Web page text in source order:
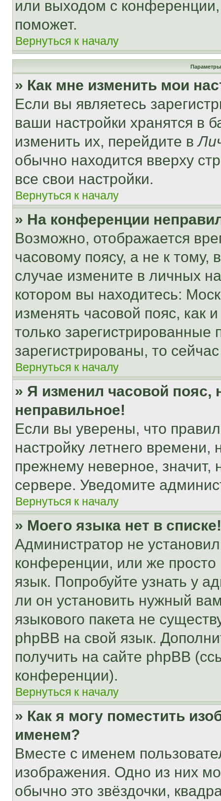
или выходом с
поможет.
Вернуться к началу
Параметры
» Как мне изменить мои
Если вы являетесь
ваши настройки хранятся в
изменить их, перейдите в
обычно находится вверху
все свои настройки.
Вернуться к началу
» На конференции
Возможно, отображается
часовому поясу, а не к тому,
случае измените в личных
котором вы находитесь:
изменять часовой пояс, как
только
зарегистрированы, то
Вернуться к началу
» Я изменил часовой пояс,
неправильное!
Если вы уверены, что
настройку летнего
прежнему неверное, значит,
сервере. Уведомите
Вернуться к началу
» Моего языка нет в списке!
Администратор не
конференции, или же
язык. Попробуйте узнать у
ли он установить нужный
языкового пакета не
phpBB на свой язык.
получить на сайте phpBB
конференции).
Вернуться к началу
» Как я могу поместить
именем?
Вместе с именем
изображения. Одно из них
обычно это звёздочки,